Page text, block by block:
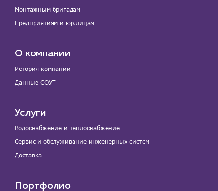
Монтажным бригадам
Предприятиям и юр.лицам
О компании
История компании
Данные СОУТ
Услуги
Водоснабжение и теплоснабжение
Сервис и обслуживание инженерных систем
Доставка
Портфолио